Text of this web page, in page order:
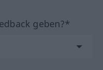
geben?*